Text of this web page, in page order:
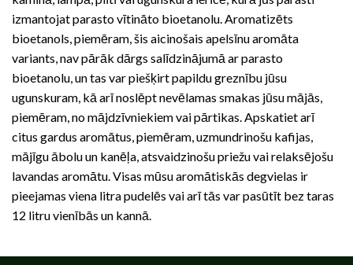
izmantojat parasto vītināto bioetanolu. Aromatizēts
bioetanols, piemēram, šis aicinošais apelsīnu aromāta
variants, nav pārāk dārgs salīdzinājumā ar parasto
bioetanolu, un tas var piešķirt papildu greznību jūsu
ugunskuram, kā arī noslēpt nevēlamas smakas jūsu mājās,
piemēram, no mājdzīvniekiem vai pārtikas. Apskatiet arī
citus gardus aromātus, piemēram, uzmundrinošu kafijas,
mājīgu ābolu un kanēļa, atsvaidzinošu priežu vai relaksējošu
lavandas aromātu. Visas mūsu aromātiskās degvielas ir
pieejamas viena litra pudelēs vai arī tās var pasūtīt bez taras
12 litru vienībās un kannā.